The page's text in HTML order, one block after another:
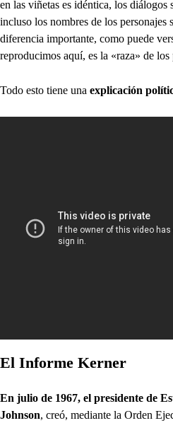
en las viñetas es idéntica, los diálogos
incluso los nombres de los personajes
diferencia importante, como puede
reproducimos aquí, es la «raza» de los
Todo esto tiene una explicación
El Informe Kerner
En julio de 1967, el presidente de
Johnson, creó, mediante la Orden